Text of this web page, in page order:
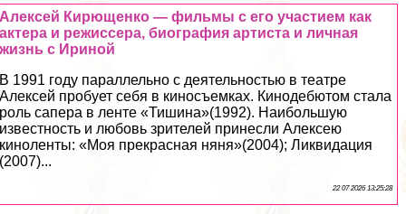
Алексей Кирющенко — фильмы с его участием как
актера и режиссера, биография артиста и личная
жизнь с Ириной
В 1991 году параллельно с деятельностью в театре
Алексей пробует себя в киносъемках. Кинодебютом стала
роль сапера в ленте «Тишина»(1992). Наибольшую
известность и любовь зрителей принесли Алексею
киноленты: «Моя прекрасная няня»(2004); Ликвидация
(2007)...
22 07 2026 13:25:28